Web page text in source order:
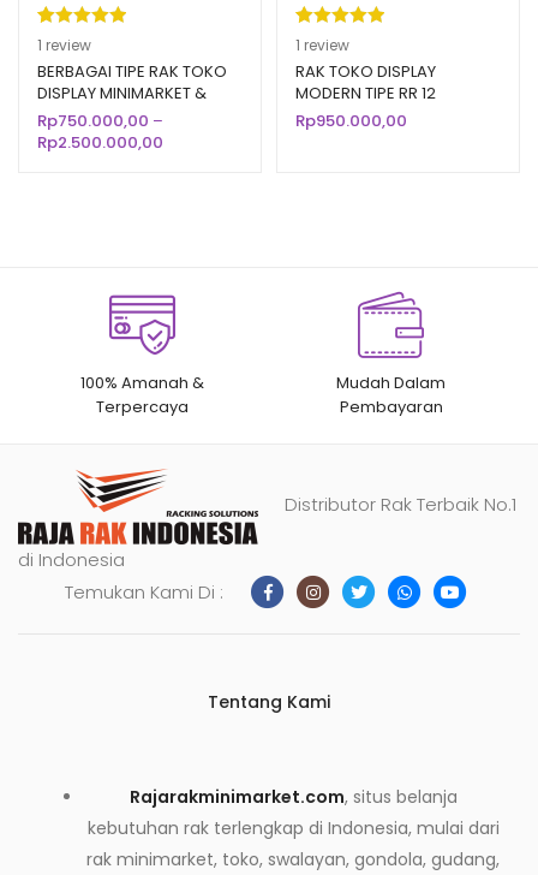
Peringkat
5.00dari 5
berdasarka
n
1
penilaian
pelanggan
1 review
BERBAGAI TIPE RAK TOKO
DISPLAY MINIMARKET &
SUPERMARKET
Rp750.000,00 –
Rp2.500.000,00
Peringkat
5.00 dari 5
berdasarka
n
1
penilaian
1 review
RAK TOKO DISPLAY
MODERN TIPE RR 12
Rp950.000,00
100% Amanah &
Terpercaya
Mudah Dalam
Pembayaran
Distributor Rak Terbaik No.1
di Indonesia
Temukan Kami Di :
Tentang Kami
Rajarakminimarket.com, situs belanja
kebutuhan rak terlengkap di Indonesia, mulai dari
rak minimarket, toko, swalayan, gondola, gudang,